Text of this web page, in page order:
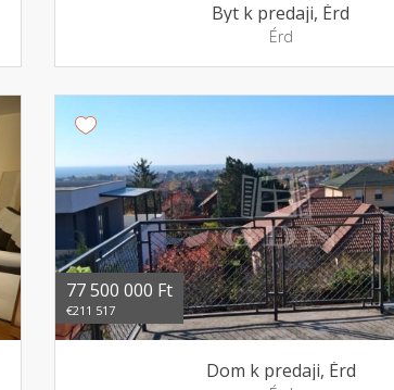
Byt k predaji, Érd
Érd
77 500 000 Ft
€211 517
Dom k predaji, Érd